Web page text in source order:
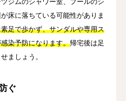
床に落ちている可能性がありま
足で歩かず、サンダルや専用ス
染予防になります。帰宅後は足
ましょう。
ぐ